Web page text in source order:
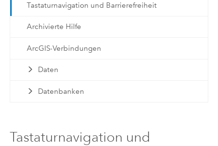
Tastaturnavigation und Barrierefreiheit
Archivierte Hilfe
ArcGIS-Verbindungen
Daten
Datenbanken
Tastaturnavigation und